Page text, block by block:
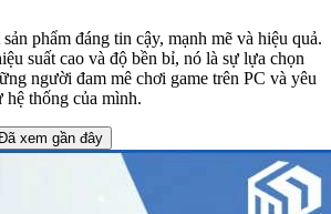
phẩm đáng tin cậy, mạnh mẽ và hiệu quả.
suất cao và độ bền bỉ, nó là sự lựa chọn
người đam mê chơi game trên PC và yêu
​​hệ thống của mình.
xem gần đây